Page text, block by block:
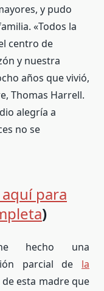
y pudo
«Todos la
centro de
y nuestra
años que vivió,
Thomas Harrell.
alegría a
no se
para
)
hecho una
parcial de la
de esta madre que